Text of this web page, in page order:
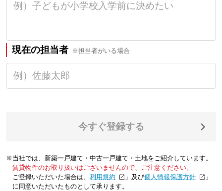
現在の担当者 ※担当者がいる場合
今すぐ登録する
※当社では、新築一戸建て・中古一戸建て・土地をご紹介しています。
賃貸物件のお取り扱いはございませんので、ご注意ください。
ご登録いただいた場合は、「利用規約 」及び「個人情報保護方針
」
に同意いただいたものとして承ります。